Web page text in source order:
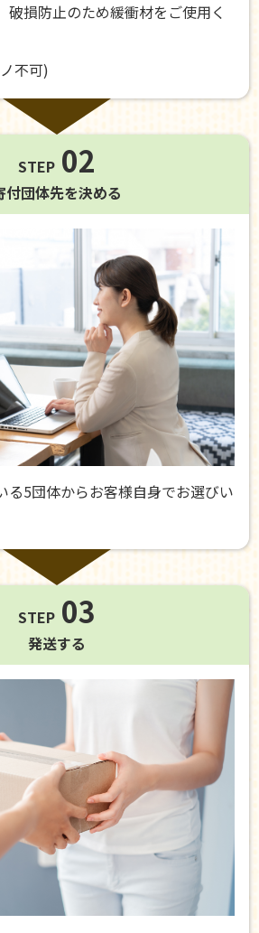
破損防止のため緩衝材をご使用く
不可)
STEP 02
付団体先を決める
5団体からお客様自身でお選びい
STEP 03
発送する